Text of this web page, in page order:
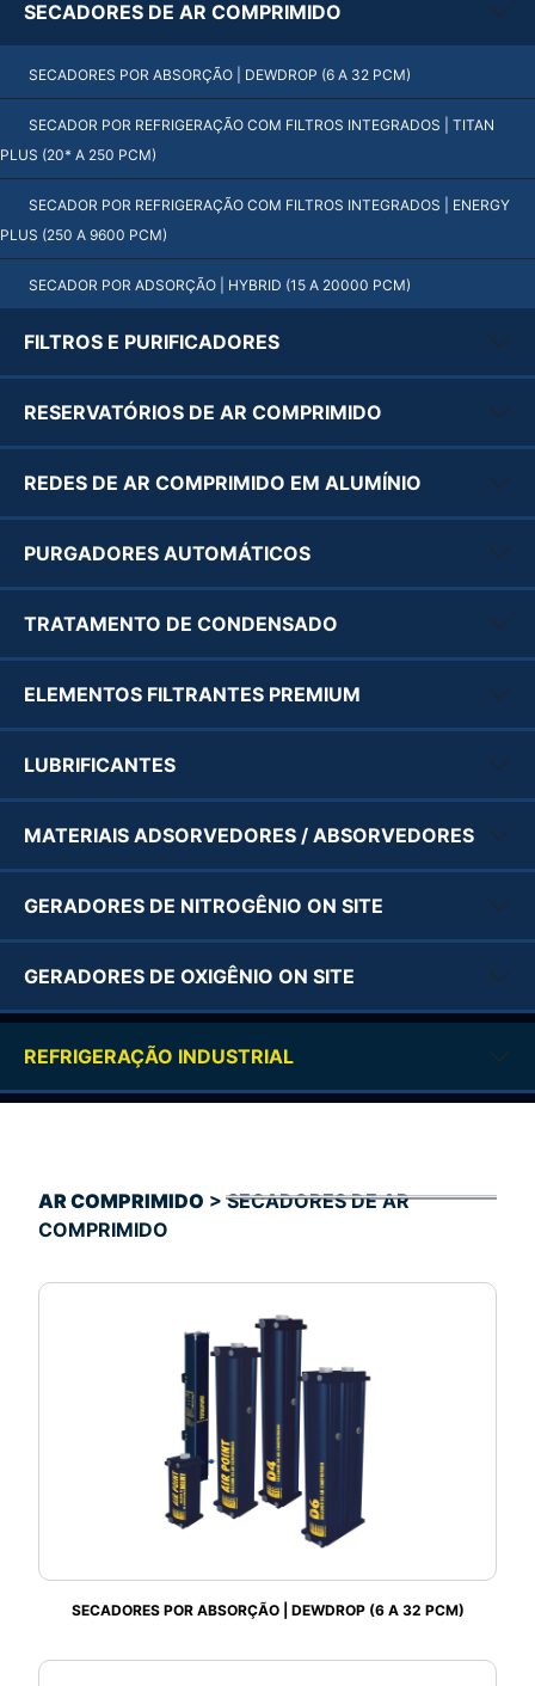
SECADORES DE AR COMPRIMIDO
SECADORES POR ABSORÇÃO | DEWDROP (6 A 32 PCM)
SECADOR POR REFRIGERAÇÃO COM FILTROS INTEGRADOS | TITAN
PLUS (20* A 250 PCM)
SECADOR POR REFRIGERAÇÃO COM FILTROS INTEGRADOS | ENERGY
PLUS (250 A 9600 PCM)
SECADOR POR ADSORÇÃO | HYBRID (15 A 20000 PCM)
FILTROS E PURIFICADORES
RESERVATÓRIOS DE AR COMPRIMIDO
REDES DE AR COMPRIMIDO EM ALUMÍNIO
PURGADORES AUTOMÁTICOS
TRATAMENTO DE CONDENSADO
ELEMENTOS FILTRANTES PREMIUM
LUBRIFICANTES
MATERIAIS ADSORVEDORES / ABSORVEDORES
GERADORES DE NITROGÊNIO ON SITE
GERADORES DE OXIGÊNIO ON SITE
REFRIGERAÇÃO INDUSTRIAL
AR COMPRIMIDO > SECADORES DE AR
COMPRIMIDO
SECADORES POR ABSORÇÃO | DEWDROP (6 A 32 PCM)